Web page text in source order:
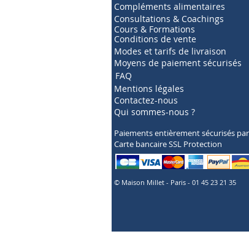
Compléments alimentaires
Consultations & Coachings
Cours & Formations
Conditions de vente
Modes et tarifs de livraison
Moyens de paiement sécurisés
FAQ
Mentions légales
Contactez-nous
Qui sommes-nous ?
Paiements entièrement sécurisés
Carte bancaire SSL Protection
© Maison Millet - Paris - 01 45 23 21 35